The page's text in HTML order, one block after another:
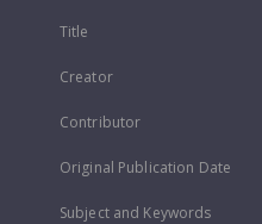
Title
Creator
Contributor
Original Publication Date
Subject and Keywords